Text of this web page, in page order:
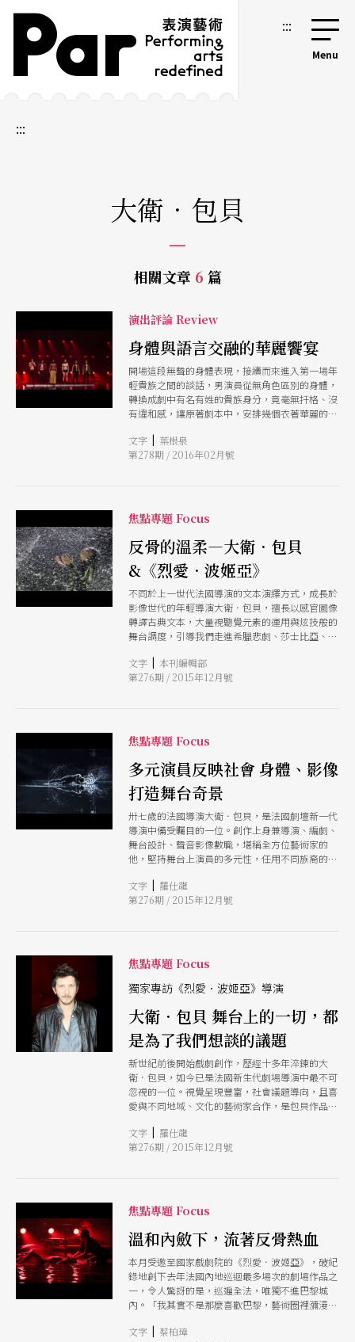
跳到主要內容區塊
網站導覽 :::
:::
大衛．包貝
相關文章 6 篇
演出評論 Review
身體與語言交融的華麗饗宴
開場這段無聲的身體表現，接續而來進入第一場年
輕貴族之間的談話，男演員從無角色區別的身體，
轉換成劇中有名有姓的貴族身分，竟毫無扞格、沒
有違和感，讓原著劇本中，安排幾個衣著華麗的年
台指示，轉變成充滿動能、活躍的身體動作去帶出
台詞，開場的場面調度，已令人印象深刻。
文字 | 葉根泉
第278期 / 2016年02月號
焦點專題 Focus
反骨的溫柔—大衛．包貝
&《烈愛．波姬亞》
不同於上一世代法國導演的文本演繹方式，成長於
影像世代的年輕導演大衛．包貝，擅長以感官圖像
轉譯古典文本，大量視聽覺元素的運用與炫技般的
舞台調度，引導我們走進希臘悲劇、莎士比亞、法
劇場的唯一，他更感興趣的是舞台視覺的呈現。演
員的身體是演出最重要、也是最無可取代的表現媒
結合了雜技演員與舞者的靈活肢體、水上舞台的裝
置奇觀、激情狂放的現場搖滾樂，及電影《巴黎野
玫瑰》女主角碧翠絲．黛兒能量十足的表演，讓雨
果筆下的禁忌之愛，再度撼動現代觀眾的心。
文字 | 本刊編輯部
第276期 / 2015年12月號
焦點專題 Focus
多元演員反映社會 身體、影像
打造舞台奇景
卅七歲的法國導演大衛．包貝，是法國劇壇新一代
導演中備受矚目的一位。創作上身兼導演、編劇、
舞台設計、聲音影像數職，堪稱全方位藝術家的
他，堅持舞台上演員的多元性，任用不同族裔的演
移民、少數族群的生活，深具社會關懷。他的舞台
上有演員、舞者與馬戲演員，強烈的身體性表演也
文字 | 羅仕龍
第276期 / 2015年12月號
焦點專題 Focus
獨家專訪《烈愛．波姬亞》導演
大衛．包貝 舞台上的一切，都
是為了我們想談的議題
新世紀前後開始戲劇創作，歷經十多年淬鍊的大
衛．包貝，如今已是法國新生代劇場導演中最不可
忽視的一位。視覺呈現豐富，社會議題導向，且喜
愛與不同地域、文化的藝術家合作，是包貝作品最
倫比亞馬戲團演員在巴黎雙子劇院（Les
Gmeaux）、克雷特爾（Crteil）藝術中心兩處演
文字 | 羅仕龍
第276期 / 2015年12月號
焦點專題 Focus
溫和內斂下，流著反骨熱血
本月受邀至國家戲劇院的《烈愛．波姬亞》，破紀
錄地創下去年法國內地巡迴最多場次的劇場作品之
一，令人驚訝的是，巡遍全法，唯獨不進巴黎城
內。「我其實不是那麼喜歡巴黎，藝術圈裡瀰漫著
著。「我特別喜歡在非制式的場域和空間與觀眾對
文字 | 蔡柏璋